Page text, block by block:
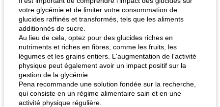
votre glycémie et de limiter votre consommation de
glucides raffinés et transformés, tels que les aliments
additionnés de sucre.
Au lieu de cela, optez pour des glucides riches en
nutriments et riches en fibres, comme les fruits, les
légumes et les grains entiers. L'augmentation de l'activité
physique peut également avoir un impact positif sur la
gestion de la glycémie.
Pena recommande une solution fondée sur la recherche,
qui consiste en un régime alimentaire sain et en une
activité physique régulière.